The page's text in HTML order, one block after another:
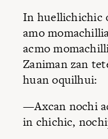
In huellichichic
amo
acmo
Zaniman zan
huan oquilhui:
—Axcan nochi
in chichic,